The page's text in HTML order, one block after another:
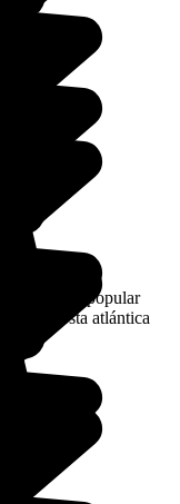
etapa muy popular
de la costa atlántica